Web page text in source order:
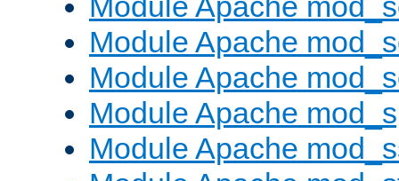
Module Apache
Module Apache
Module Apache
Module Apache